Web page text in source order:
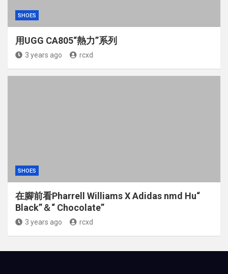
SHOES
用UGG CA805“熱力”系列
3 years ago rcxd
SHOES
在腳前看Pharrell Williams X Adidas nmd Hu“
Black”＆“ Chocolate”
3 years ago rcxd